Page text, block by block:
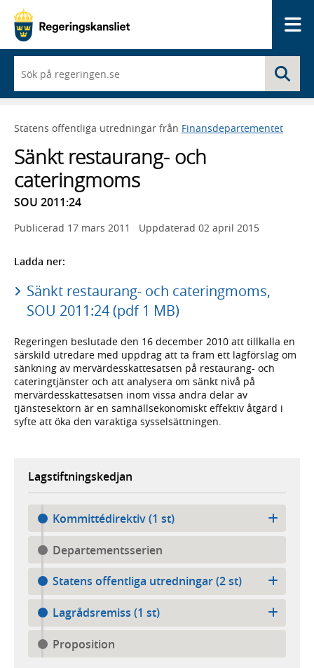
du
börjar
skriva
framträder
lista
med
sökförslag
Statens offentliga utredningar från Finansdepartementet
Sänkt restaurang- och
cateringmoms
SOU 2011:24
Publicerad 17 mars 2011 Uppdaterad 02 april 2015
Ladda ner:
Sänkt restaurang- och cateringmoms,
SOU 2011:24 (pdf 1 MB)
Regeringen beslutade den 16 december 2010 att tillkalla en
särskild utredare med uppdrag att ta fram ett lagförslag om
sänkning av mervärdesskattesatsen på restaurang- och
cateringtjänster och att analysera om sänkt nivå på
mervärdesskattesatsen inom vissa andra delar av
tjänstesektorn är en samhällsekonomiskt effektiv åtgärd i
syfte att öka den varaktiga sysselsättningen.
Lagstiftningskedjan
Kommittédirektiv (1 st)
Departementsserien
Statens offentliga utredningar (2 st)
Lagrådsremiss (1 st)
Proposition